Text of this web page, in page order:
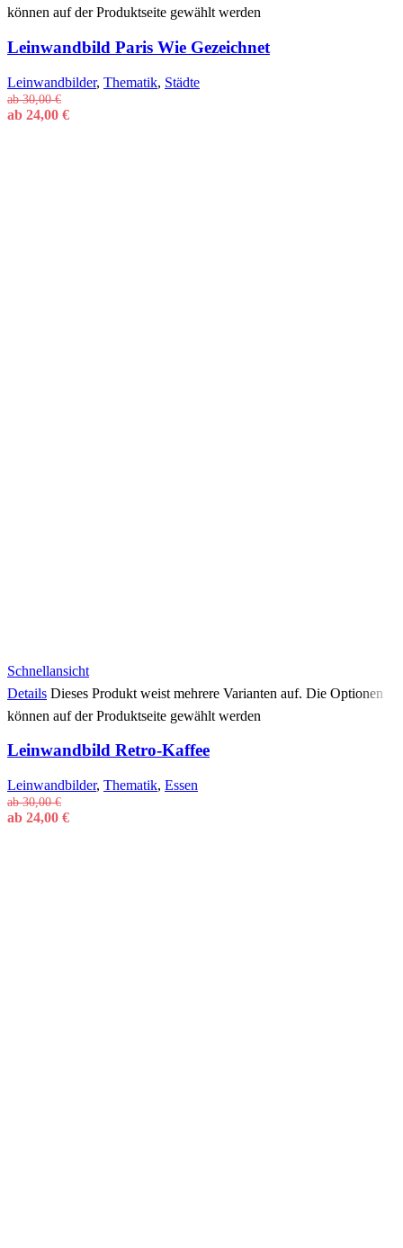
können auf der Produktseite gewählt werden
Leinwandbild Paris Wie Gezeichnet
Leinwandbilder, Thematik, Städte
ab30,00€
ab 24,00 €
Schnellansicht
Details Dieses Produkt weist mehrere Varianten auf. Die Optionen
können auf der Produktseite gewählt werden
Leinwandbild Retro-Kaffee
Leinwandbilder, Thematik, Essen
ab30,00€
ab 24,00 €